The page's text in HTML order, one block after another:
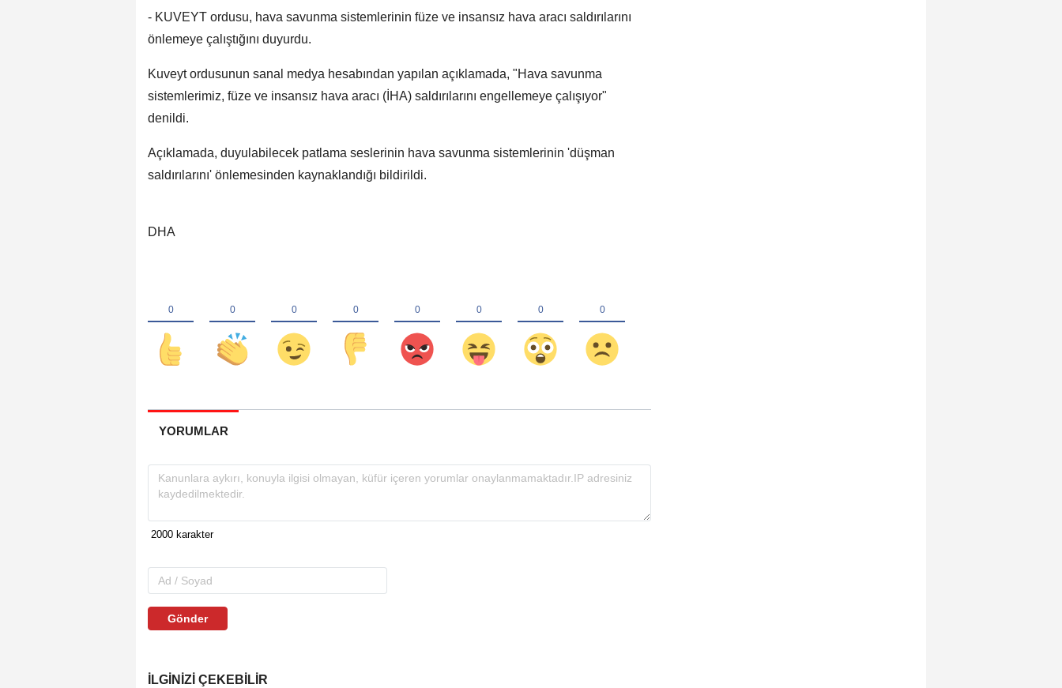
- KUVEYT ordusu, hava savunma sistemlerinin füze ve insansız hava aracı saldırılarını
önlemeye çalıştığını duyurdu.
Kuveyt ordusunun sanal medya hesabından yapılan açıklamada, "Hava savunma
sistemlerimiz, füze ve insansız hava aracı (İHA) saldırılarını engellemeye çalışıyor"
denildi.
Açıklamada, duyulabilecek patlama seslerinin hava savunma sistemlerinin 'düşman
saldırılarını' önlemesinden kaynaklandığı bildirildi.
DHA
YORUMLAR
Gönder
İLGINIZI ÇEKEBILIR